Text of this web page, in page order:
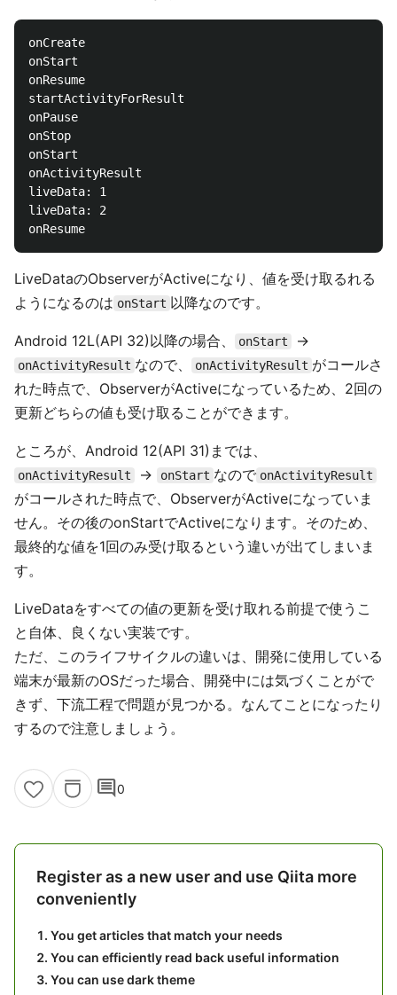
onCreate
onStart
onResume
startActivityForResult
onPause
onStop
onStart
onActivityResult
liveData: 1
liveData: 2
LiveDataのObserverがActiveになり、値を受け取るれる
ようになるのは onStart 以降なのです。
Android 12L(API 32)以降の場合、 onStart →
onActivityResult なので、 onActivityResult がコールさ
れた時点で、ObserverがActiveになっているため、2回の
更新どちらの値も受け取ることができます。
ところが、Android 12(API 31)までは、
onActivityResult → onStart なので onActivityResult
がコールされた時点で、ObserverがActiveになっていま
せん。その後のonStartでActiveになります。そのため、
最終的な値を1回のみ受け取るという違いが出てしまいま
す。
LiveDataをすべての値の更新を受け取れる前提で使うこ
と自体、良くない実装です。
ただ、このライフサイクルの違いは、開発に使用している
端末が最新のOSだった場合、開発中には気づくことがで
きず、下流工程で問題が見つかる。なんてことになったり
するので注意しましょう。
comment0
Register as a new user and use Qiita more
conveniently
You get articles that match your needs
You can efficiently read back useful information
You can use dark theme